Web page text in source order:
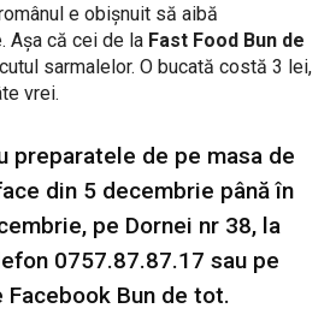
e obișnuit să aibă
Așa că cei de la Fast Food Bun de
sarmalelor. O bucată costă 3 lei,
vrei.
preparatele de pe masa de
din 5 decembrie până în
pe Dornei nr 38, la
0757.87.87.17 sau pe
Facebook Bun de tot.